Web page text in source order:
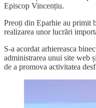
Episcop Vincențiu.
Preoți din Eparhie au primit
realizarea unor lucrări
S-a acordat arhiereasca
administrarea unui site web
de a promova activitatea